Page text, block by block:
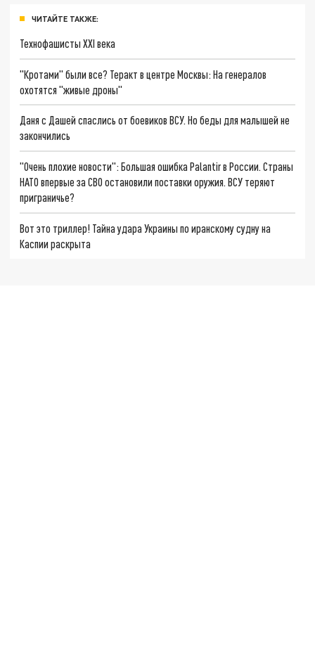
ЧИТАЙТЕ ТАКЖЕ:
Технофашисты XXI века
"Кротами" были все? Теракт в центре Москвы: На генералов
охотятся "живые дроны"
Даня с Дашей спаслись от боевиков ВСУ. Но беды для малышей не
закончились
"Очень плохие новости": Большая ошибка Palantir в России. Страны
НАТО впервые за СВО остановили поставки оружия. ВСУ теряют
приграничье?
Вот это триллер! Тайна удара Украины по иранскому судну на
Каспии раскрыта